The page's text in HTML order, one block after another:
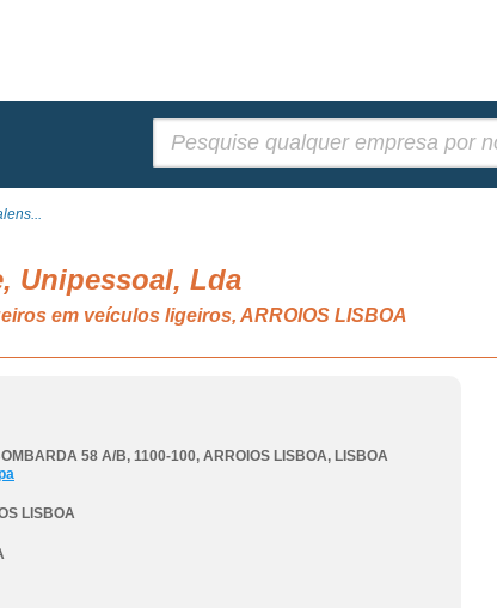
Unipessoal, Lda
em veículos ligeiros, ARROIOS LISBOA
58 A/B, 1100-100, ARROIOS LISBOA, LISBOA
LISBOA